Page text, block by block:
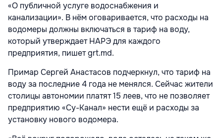
«О публичной услуге водоснабжения и
канализации». В нём оговаривается, что расходы на
водомеры должны включаться в тариф на воду,
который утверждает НАРЭ для каждого
предприятия, пишет grt.md.
Примар Сергей Анастасов подчеркнул, что тариф на
воду за последние 4 года не менялся. Сейчас жители
столицы автономии платят 15 леев, что не позволяет
предприятию «Су-Канал» нести ещё и расходы за
установку нового водомера.